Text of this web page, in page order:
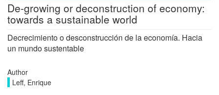
De-growing or deconstruction of economy:
towards a sustainable world
Decrecimiento o desconstrucción de la economía. Hacia
un mundo sustentable
Author
Leff, Enrique